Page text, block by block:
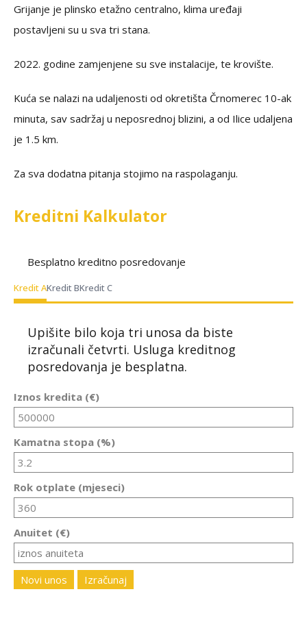
Grijanje je plinsko etažno centralno, klima uređaji
postavljeni su u sva tri stana.
2022. godine zamjenjene su sve instalacije, te krovište.
Kuća se nalazi na udaljenosti od okretišta Črnomerec 10-ak
minuta, sav sadržaj u neposrednoj blizini, a od Ilice udaljena
je 1.5 km.
Za sva dodatna pitanja stojimo na raspolaganju.
Kreditni Kalkulator
Besplatno kreditno posredovanje
Kredit AKredit BKredit C
Upišite bilo koja tri unosa da biste
izračunali četvrti. Usluga kreditnog
posredovanja je besplatna.
Iznos kredita (€)
Kamatna stopa (%)
Rok otplate (mjeseci)
Anuitet (€)
Novi unos Izračunaj